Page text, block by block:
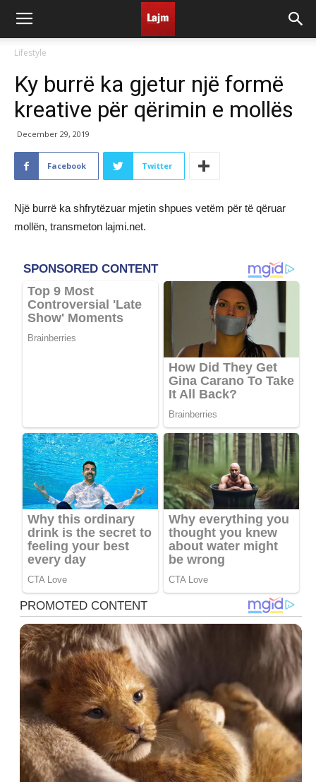
Lifestyle
Ky burrë ka gjetur një formë
kreative për qërimin e mollës
December 29, 2019
Facebook Twitter
Një burrë ka shfrytëzuar mjetin shpues vetëm për të qëruar
mollën, transmeton lajmi.net.